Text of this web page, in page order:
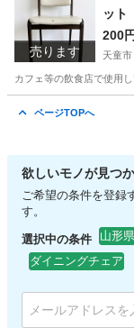
売ります
ット
200円
天童市
カフェ等の飲食店で使用
ページTOPへ
欲しいモノが見つ
ご希望の条件を登録
す。
選択中の条件 山形県
ダイニングチェア